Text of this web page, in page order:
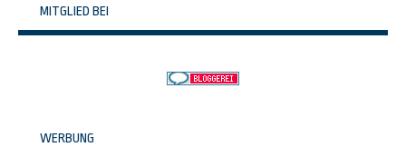
MITGLIED BEI
WERBUNG